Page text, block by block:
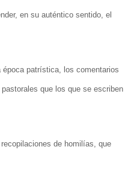
en su auténtico sentido, el
patrística, los comentarios
que los que se escriben
de homilías, que